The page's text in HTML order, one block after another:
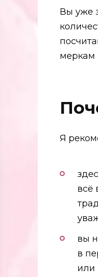
Вы уже
меркам
Я
всё
вы
в
или